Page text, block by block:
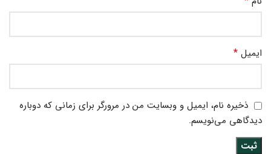
ایمیل *
ذخیره نام، ایمیل و وبسایت من در مرورگر برای زمانی که دوباره
دیدگاهی می‌نویسم.